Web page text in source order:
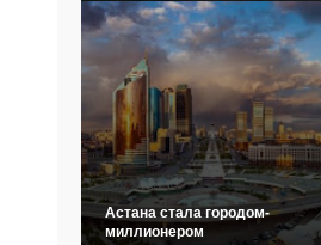
Астана стала городом-
миллионером